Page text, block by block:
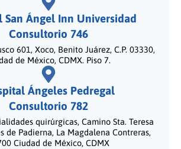
San Ángel Inn Universidad
Consultorio 746
601, Xoco, Benito Juárez, C.P. 03330,
de México, CDMX. Piso 7.
Ángeles Pedregal
Consultorio 782
quirúrgicas, Camino Sta. Teresa
de Padierna, La Magdalena Contreras,
Ciudad de México, CDMX